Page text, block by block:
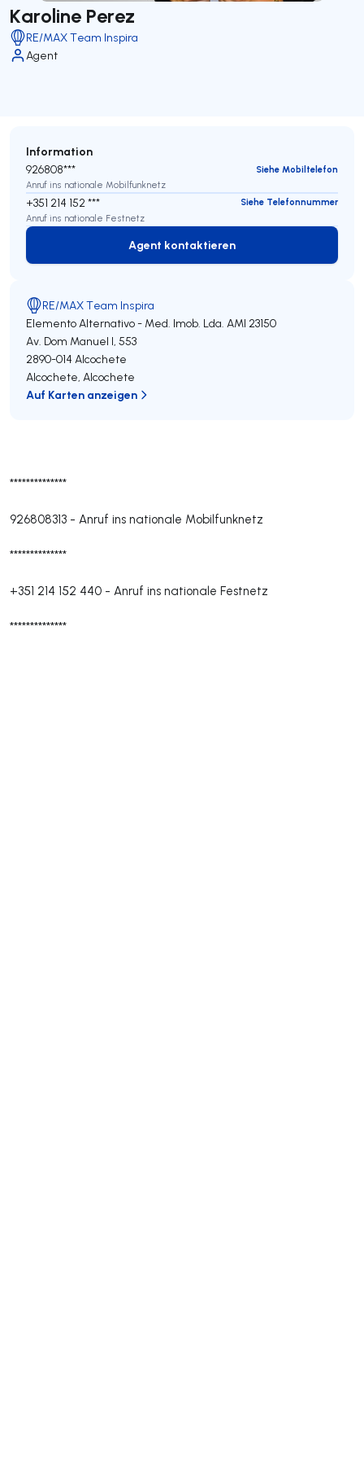
Karoline Perez
RE/MAX Team Inspira
Agent
**************
926808313 - Anruf ins nationale Mobilfunknetz
**************
+351 214 152 440 - Anruf ins nationale Festnetz
**************
Information
926808***
Siehe Mobiltelefon
Anruf ins nationale Mobilfunknetz
+351 214 152 ***
Siehe Telefonnummer
Anruf ins nationale Festnetz
Agent kontaktieren
Agent kontaktieren
RE/MAX Team Inspira
Elemento Alternativo - Med. Imob. Lda. AMI 23150
Av. Dom Manuel I, 553
2890-014 Alcochete
Alcochete, Alcochete
Auf Karten anzeigen